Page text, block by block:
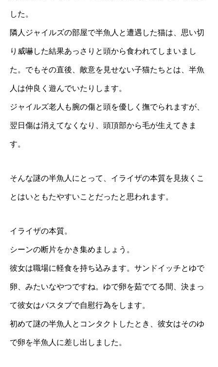
した。
隣人ジャイルズの部屋で半魚人と遭遇した猫は、思い切
り威嚇した結果あっさりと頭から食われてしまいまし
た。でもその直後、敵意を見せない子猫たちとは、半魚
人は仲良く遊んでいたりします。
ジャイルズ老人も腕の傷と頭を優しく撫でられますが、
翌日傷は消えてなくなり、頭頂部から毛が生えてきま
す。
そんな謎の半魚人にとって、イライザの本質を見抜くこ
とはいともたやすいことだったと思われます。
イライザの本質。
シーンの断片をかき集めましょう。
彼女は職場に軽食を持ち込みます。サンドイッチとゆで
卵、みたいなやつですね。ゆで卵を茹でてる間、決まっ
て彼女はバスタブで自慰行為をします。
初めて謎の半魚人とコンタクトしたとき、彼女はそのゆ
で卵を半魚人に差し出しました。